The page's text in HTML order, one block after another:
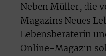
Neben Müller, die
Magazins Neues
Lebensberaterin
Online-Magazin